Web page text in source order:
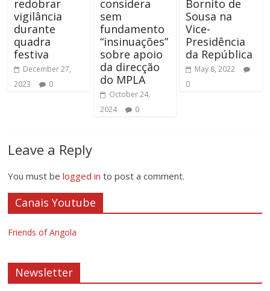
redobrar
vigilância
durante
quadra
festiva
December 27,
2023
0
considera
sem
fundamento
“insinuações”
sobre apoio
da direcção
do MPLA
October 24,
2024
0
Bornito de
Sousa na
Vice-
Presidência
da República
May 8, 2022
0
Leave a Reply
You must belogged in to post a comment.
Canais Youtube
Friends of Angola
Newsletter